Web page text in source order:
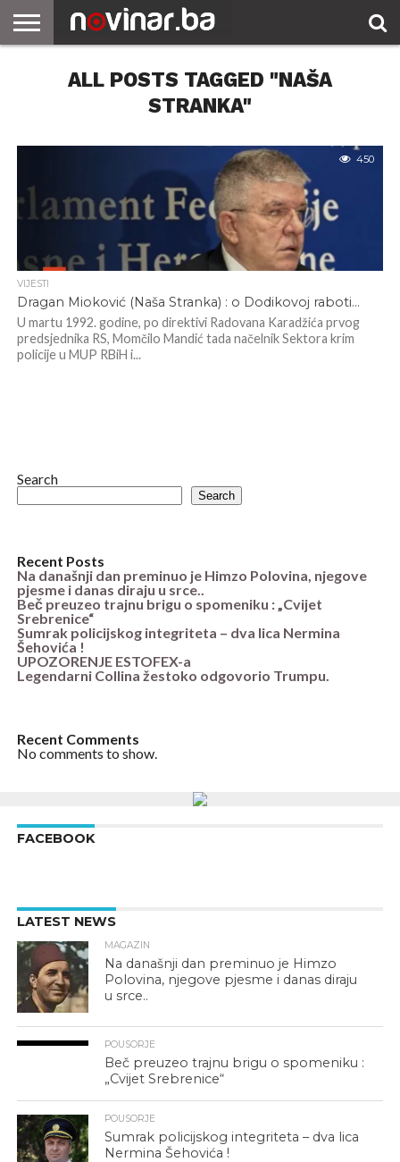
ALL POSTS TAGGED "NAŠA
STRANKA"
450
VIJESTI
Dragan Mioković (Naša Stranka) : o Dodikovoj raboti…
U martu 1992. godine, po direktivi Radovana Karadžića prvog
predsjednika RS, Momčilo Mandić tada načelnik Sektora krim
policije u MUP RBiH i...
Search
Search
Recent Posts
Na današnji dan preminuo je Himzo Polovina, njegove
pjesme i danas diraju u srce..
Beč preuzeo trajnu brigu o spomeniku : „Cvijet
Srebrenice“
Sumrak policijskog integriteta – dva lica Nermina
Šehovića !
UPOZORENJE ESTOFEX-a
Legendarni Collina žestoko odgovorio Trumpu.
Recent Comments
No comments to show.
FACEBOOK
LATEST NEWS
MAGAZIN
Na današnji dan preminuo je Himzo
Polovina, njegove pjesme i danas diraju
u srce..
POUSORJE
Beč preuzeo trajnu brigu o spomeniku :
„Cvijet Srebrenice“
POUSORJE
Sumrak policijskog integriteta – dva lica
Nermina Šehovića !